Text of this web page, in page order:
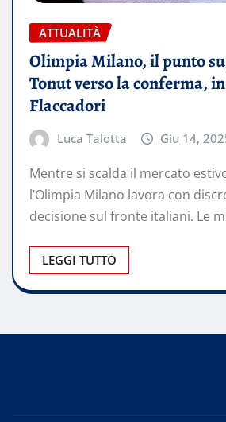
ATTUALITÀ
Olimpia Milano, il punto
Tonut verso la conferma,
Flaccadori
Luca Talotta Giu 14,
Mentre si scalda il mercato
l’Olimpia Milano lavora con
decisione sul fronte italiani. Le
LEGGI TUTTO